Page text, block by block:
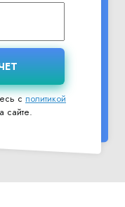
сполитикой
сайте.